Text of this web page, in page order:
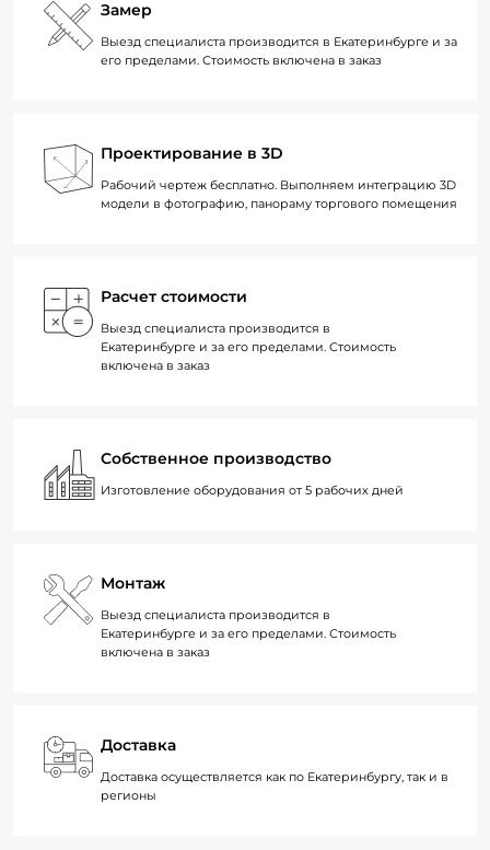
Замер
Выезд специалиста производится в Екатеринбурге и за
его пределами. Стоимость включена в заказ
Проектирование в 3D
Рабочий чертеж бесплатно. Выполняем интеграцию 3D
модели в фотографию, панораму торгового помещения
Расчет стоимости
Выезд специалиста производится в
Екатеринбурге и за его пределами. Стоимость
включена в заказ
Собственное производство
Изготовление оборудования от 5 рабочих дней
Монтаж
Выезд специалиста производится в
Екатеринбурге и за его пределами. Стоимость
включена в заказ
Доставка
Доставка осуществляется как по Екатеринбургу, так и в
регионы